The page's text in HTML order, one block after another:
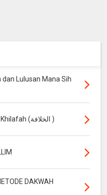
Lulusan Mana Sih
Perbedaan Imarah (الإمارة ) dan Khilafah (الخلافة )
DAKWAH